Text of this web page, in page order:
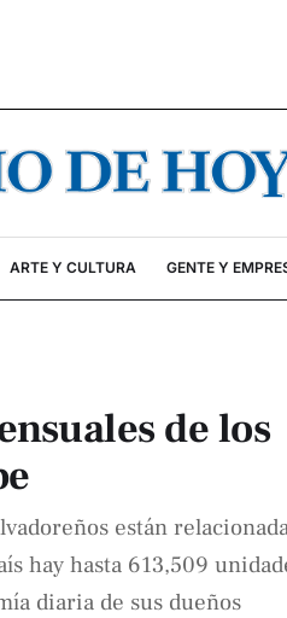
ARTE Y CULTURA GENTE Y
de los
están
hay hasta 613,509
diaria de sus dueños